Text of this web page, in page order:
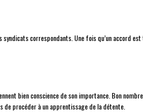
correspondants. Une fois qu’un accord
bien conscience de son importance. Bon
procéder à un apprentissage de la détente.